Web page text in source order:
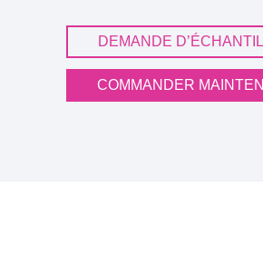
DEMANDE
COMMANDER